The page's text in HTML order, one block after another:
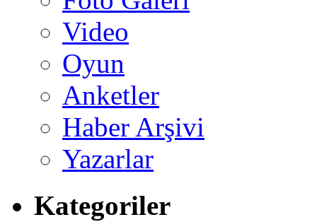
Video
Oyun
Anketler
Haber Arşivi
Yazarlar
Kategoriler